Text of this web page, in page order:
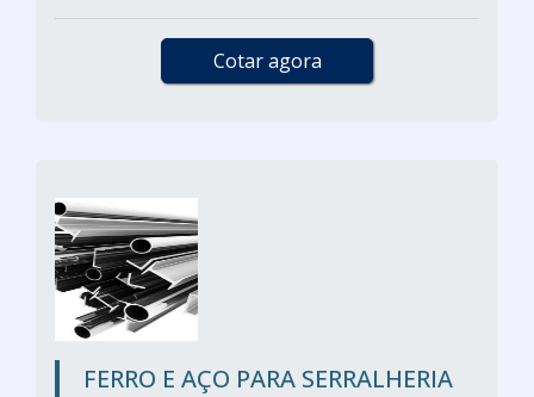
Cotar agora
FERRO E AÇO PARA SERRALHERIA